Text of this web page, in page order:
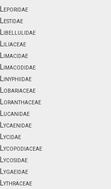
Leporidae
Lestidae
Libellulidae
Liliaceae
Limacidae
Limacodidae
Linyphiidae
Lobariaceae
Loranthaceae
Lucanidae
Lycaenidae
Lycidae
Lycopodiaceae
Lycosidae
Lygaeidae
Lythraceae